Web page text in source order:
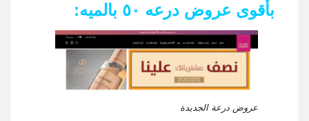
بأقوى عروض درعه ٥٠ بالميه:
عروض درعة الجديدة